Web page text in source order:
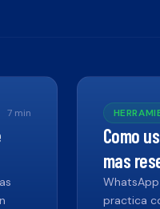
7min
Como
mas
practica